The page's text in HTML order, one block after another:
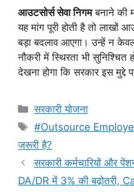
आउटसोर्स सेवा निगमबनाने की
यह मांग पूरी होती है तो लाखों
बड़ा बदलाव आएगा। उन्हें न
नौकरी में स्थिरता भी सुनिश्चित
देखना होगा कि सरकार इस मुद्दे
Categories
सरकारी योजना
Tags
#Outsource
जरूरी है?
सरकारी कर्मचारियों और
DA/DR में 3% की बढ़ोतरी,